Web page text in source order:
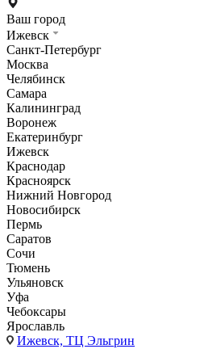
Ваш город
Ижевск
Санкт-Петербург
Москва
Челябинск
Самара
Калининград
Воронеж
Екатеринбург
Ижевск
Краснодар
Красноярск
Нижний Новгород
Новосибирск
Пермь
Саратов
Сочи
Тюмень
Ульяновск
Уфа
Чебоксары
Ярославль
Ижевск, ТЦ Эльгрин